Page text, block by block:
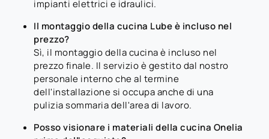
impianti elettrici e idraulici.
Il montaggio della cucina Lube è incluso nel
prezzo?
Sì, il montaggio della cucina è incluso nel
prezzo finale. Il servizio è gestito dal nostro
personale interno che al termine
dell'installazione si occupa anche di una
pulizia sommaria dell'area di lavoro.
Posso visionare i materiali della cucina Onelia